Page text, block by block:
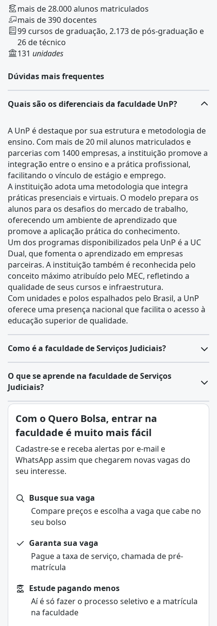
mais de 28.000 alunos matriculados
mais de 390 docentes
99 cursos de graduação, 2.173 de pós-graduação e
26 de técnico
131 unidades
Dúvidas mais frequentes
Quais são os diferenciais da faculdade UnP?
A UnP é destaque por sua estrutura e metodologia de
ensino. Com mais de 20 mil alunos matriculados e
parcerias com 1400 empresas, a instituição promove a
integração entre o ensino e a prática profissional,
facilitando o vínculo de estágio e emprego.
A instituição adota uma metodologia que integra
práticas presenciais e virtuais. O modelo prepara os
alunos para os desafios do mercado de trabalho,
oferecendo um ambiente de aprendizado que
promove a aplicação prática do conhecimento.
Um dos programas disponibilizados pela UnP é a UC
Dual, que fomenta o aprendizado em empresas
parceiras. A instituição também é reconhecida pelo
conceito máximo atribuído pelo MEC, refletindo a
qualidade de seus cursos e infraestrutura.
Com unidades e polos espalhados pelo Brasil, a UnP
oferece uma presença nacional que facilita o acesso à
educação superior de qualidade.
Como é a faculdade de Serviços Judiciais?
O que se aprende na faculdade de Serviços
Judiciais?
Com o Quero Bolsa, entrar na
faculdade é muito mais fácil
Cadastre-se e receba alertas por e-mail e
WhatsApp assim que chegarem novas vagas do
seu interesse.
Busque sua vaga
Compare preços e escolha a vaga que cabe no
seu bolso
Garanta sua vaga
Pague a taxa de serviço, chamada de pré-
matrícula
Estude pagando menos
Aí é só fazer o processo seletivo e a matrícula
na faculdade